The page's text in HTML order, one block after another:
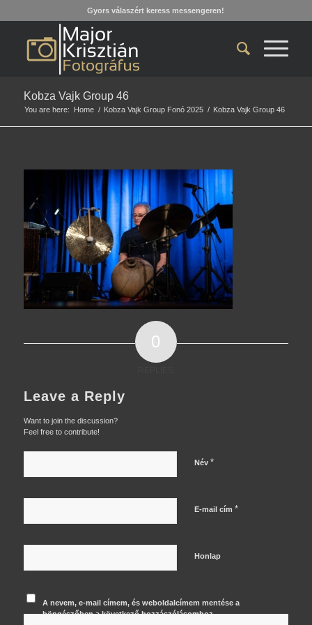
Gyors válaszért keress messengeren!
Kobza Vajk Group 46
You are here: Home / Kobza Vajk Group Fonó 2025 / Kobza Vajk Group 46
0
Leave a Reply
Want to join the discussion?
Feel free to contribute!
Név *
E-mail cím *
Honlap
A nevem, e-mail címem, és weboldalcímem mentése a
böngészőben a következő hozzászólásomhoz.